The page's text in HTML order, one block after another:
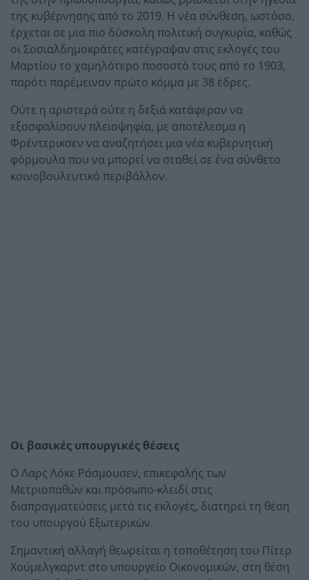
της κυβέρνησης από το 2019. Η νέα σύνθεση, ωστόσο,
έρχεται σε μια πιο δύσκολη πολιτική συγκυρία, καθώς
οι Σοσιαλδημοκράτες κατέγραψαν στις εκλογές του
Μαρτίου το χαμηλότερο ποσοστό τους από το 1903,
παρότι παρέμειναν πρώτο κόμμα με 38 έδρες.
Ούτε η αριστερά ούτε η δεξιά κατάφεραν να
εξασφαλίσουν πλειοψηφία, με αποτέλεσμα η
Φρέντερικσεν να αναζητήσει μια νέα κυβερνητική
φόρμουλα που να μπορεί να σταθεί σε ένα σύνθετο
κοινοβουλευτικό περιβάλλον.
Οι βασικές υπουργικές θέσεις
Ο Λαρς Λόκε Ράσμουσεν, επικεφαλής των
Μετριοπαθών και πρόσωπο-κλειδί στις
διαπραγματεύσεις μετά τις εκλογές, διατηρεί τη θέση
του υπουργού Εξωτερικών.
Σημαντική αλλαγή θεωρείται η τοποθέτηση του Πίτερ
Χούμελγκαρντ στο υπουργείο Οικονομικών, στη θέση